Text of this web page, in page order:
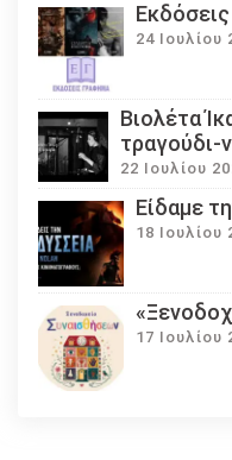
24 Ιουλίου
Βιολέτα
τραγούδι-
22 Ιουλίου
Eίδαμε
18 Ιουλίου
17 Ιουλίου